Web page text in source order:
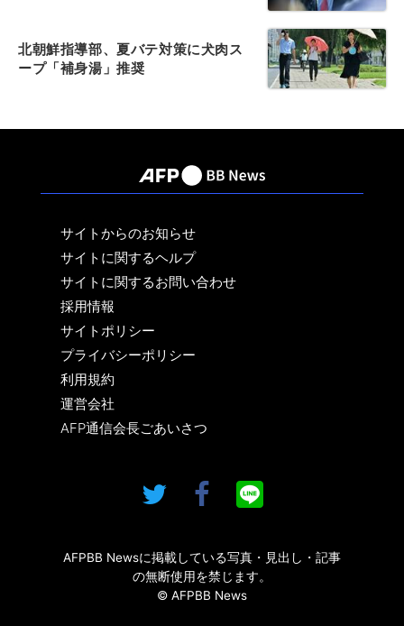
北朝鮮指導部、夏バテ対策に犬肉ス
ープ「補身湯」推奨
サイトからのお知らせ
サイトに関するヘルプ
サイトに関するお問い合わせ
採用情報
サイトポリシー
プライバシーポリシー
利用規約
運営会社
AFP通信会長ごあいさつ
AFPBB Newsに掲載している写真・見出し・記事
の無断使用を禁じます。
© AFPBB News